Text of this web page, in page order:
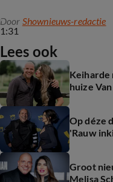
1:31
Door Shownieuws-redactie
Lees ook
Keiharde
huize
Op déze
'Rauw
Groot
Melisa